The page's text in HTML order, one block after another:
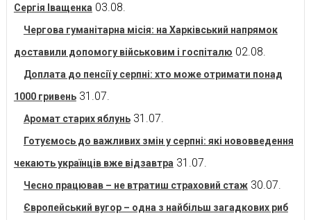
Сергія Іващенка 03.08.
Чергова гуманітарна місія: на Харківський напрямок
доставили допомогу військовим і госпіталю 02.08.
Доплата до пенсії у серпні: хто може отримати понад
1000 гривень 31.07.
Аромат старих яблунь 31.07.
Готуємось до важливих змін у серпні: які нововведення
чекають українців вже відзавтра 31.07.
Чесно працював – не втратиш страховий стаж 30.07.
Європейський вугор – одна з найбільш загадкових риб